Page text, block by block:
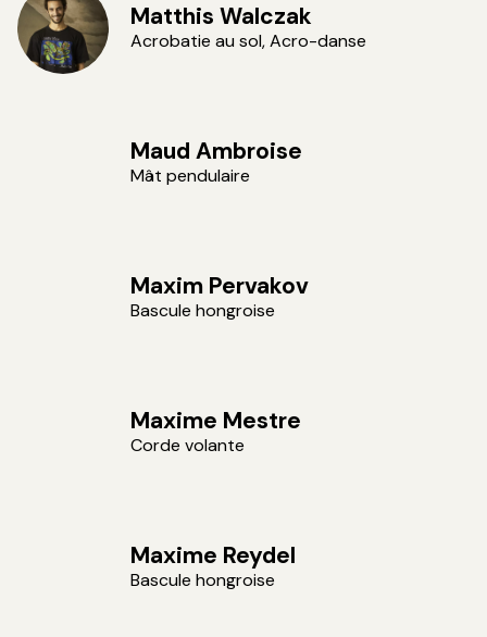
Matthis Walczak
Acrobatie au sol, Acro-danse
Maud Ambroise
Mât pendulaire
Maxim Pervakov
Bascule hongroise
Maxime Mestre
Corde volante
Maxime Reydel
Bascule hongroise